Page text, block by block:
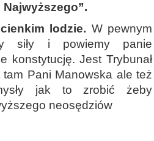
Najwyższego”.
lodzie. W pewnym
siły i powiemy panie
konstytucję. Jest Trybunał
Pani Manowska ale też
jak to zrobić żeby
neosędziów